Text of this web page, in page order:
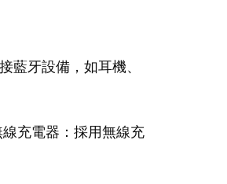
藍牙設備，如耳機、
充電器：採用無線充